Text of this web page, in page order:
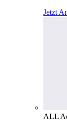
Jetzt
ALL